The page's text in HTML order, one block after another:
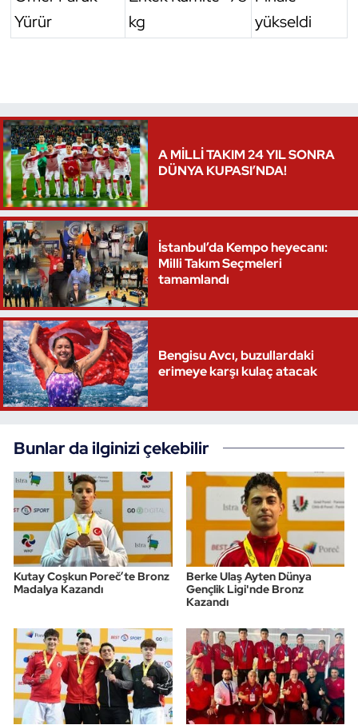
Yürür
kg
yükseldi
A MİLLİ TAKIM 24 YIL SONRA
DÜNYA KUPASI’NDA!
İstanbul’da Kempo heyecanı:
Milli Takım Seçmeleri
tamamlandı
Bengisu Avcı, buzullardaki
erimeye karşı kulaç atacak
Bunlar da ilginizi çekebilir
Kutay Coşkun Poreč’te Bronz
Madalya Kazandı
Berke Ulaş Ayten Dünya
Gençlik Ligi'nde Bronz
Kazandı
Triatlon
Vücut Geliştirme Fitness
Wushu Kungfu
Yelken
Yüzme